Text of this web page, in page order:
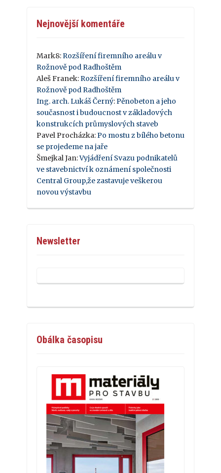
Nejnovější komentáře
Mark8: Rozšíření firemního areálu v
Rožnově pod Radhoštěm
Aleš Franek: Rozšíření firemního areálu v
Rožnově pod Radhoštěm
Ing. arch. Lukáš Černý: Pěnobeton a jeho
současnost i budoucnost v základových
konstrukcích průmyslových staveb
Pavel Procházka: Po mostu z bílého betonu
se projedeme na jaře
Šmejkal Jan:Vyjádření Svazu podnikatelů
ve stavebnictví k oznámení společnosti
Central Group,že zastavuje veškerou
novou výstavbu
Newsletter
Obálka časopisu